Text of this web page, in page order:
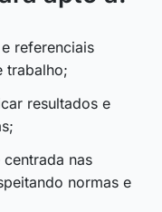
referenciais
trabalho;
resultados e
nas
normas e